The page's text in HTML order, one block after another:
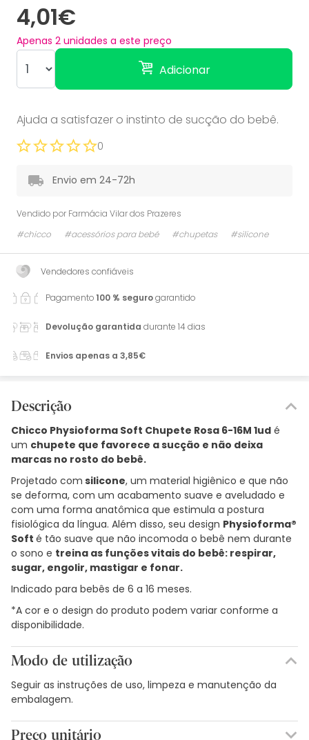
4,01€
Apenas 2 unidades a este preço
Adicionar
Ajuda a satisfazer o instinto de sucção do bebê.
0
Envio em 24-72h
Vendido por Farmácia Vilar dos Prazeres
#chicco
#acessórios para bebé #chupetas #silicone
Vendedores confiáveis
Pagamento100 % segurogarantido
Devolução garantida durante 14 dias
Envios apenas a 3,85€
Descrição
Chicco Physioforma Soft Chupete Rosa 6-16M 1ud é
um chupete que favorece a sucção e não deixa
marcas no rosto do bebê.
Projetado com silicone, um material higiênico e que não
se deforma, com um acabamento suave e aveludado e
com uma forma anatômica que estimula a postura
fisiológica da língua. Além disso, seu design Physioforma®
Soft é tão suave que não incomoda o bebê nem durante
o sono e treina as funções vitais do bebê: respirar,
sugar, engolir, mastigar e fonar.
Indicado para bebês de 6 a 16 meses.
*A cor e o design do produto podem variar conforme a
disponibilidade.
Modo de utilização
Seguir as instruções de uso, limpeza e manutenção da
embalagem.
Preço unitário